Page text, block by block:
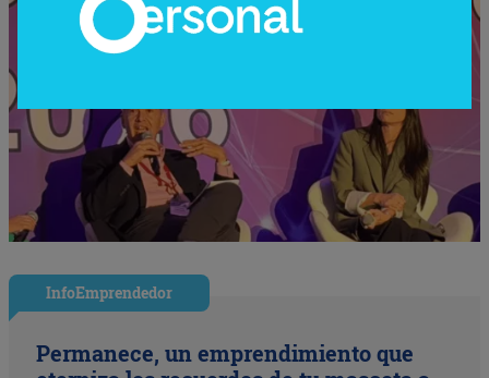
InfoEmprendedor
Permanece, un emprendimiento que